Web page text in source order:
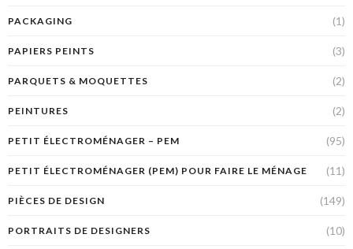
PACKAGING (1)
PAPIERS PEINTS (3)
PARQUETS & MOQUETTES (2)
PEINTURES (2)
PETIT ÉLECTROMÉNAGER – PEM (95)
PETIT ÉLECTROMÉNAGER (PEM) POUR FAIRE LE MÉNAGE (11)
PIÈCES DE DESIGN (149)
PORTRAITS DE DESIGNERS (10)